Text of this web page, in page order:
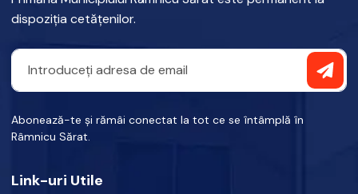
dispoziția cetățenilor.
Abonează-te și rămâi conectat la tot ce se întâmplă în
Râmnicu Sărat.
Link-uri Utile